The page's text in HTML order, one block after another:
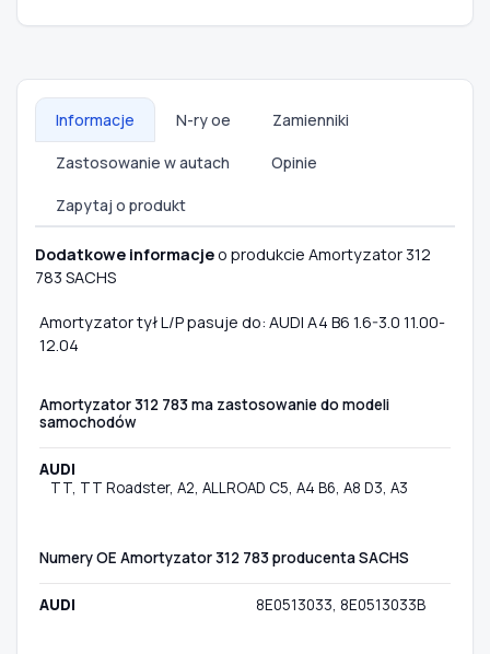
Informacje N-ry oe Zamienniki
Zastosowanie w autach Opinie
Zapytaj o produkt
Dodatkowe informacjeo produkcie Amortyzator 312
783 SACHS
Amortyzator tył L/P pasuje do: AUDI A4 B6 1.6-3.0 11.00-
12.04
Amortyzator 312 783 ma zastosowanie do modeli
samochodów
AUDI
TT, TT Roadster, A2, ALLROAD C5, A4 B6, A8 D3, A3
Numery OE Amortyzator 312 783 producenta SACHS
AUDI 8E0513033, 8E0513033B